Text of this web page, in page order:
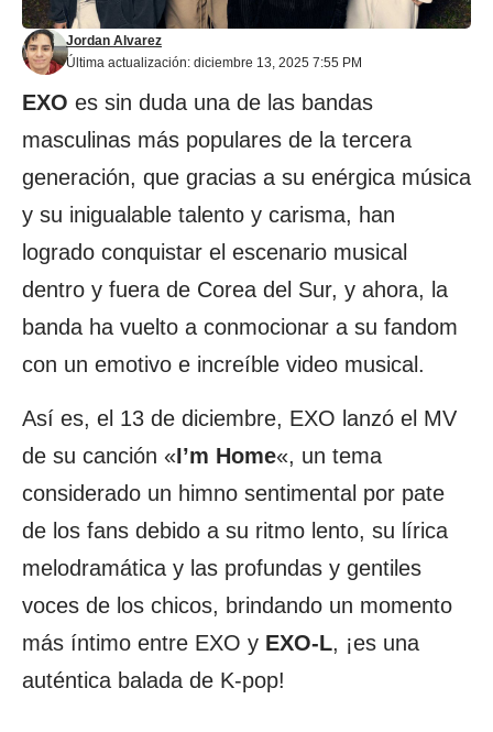
Última actualización: diciembre 13, 2025 7:55 PM
Jordan Alvarez
EXO es sin duda una de las bandas
masculinas más populares de la tercera
generación, que gracias a su enérgica música
y su inigualable talento y carisma, han
logrado conquistar el escenario musical
dentro y fuera de Corea del Sur, y ahora, la
banda ha vuelto a conmocionar a su fandom
con un emotivo e increíble video musical.
Así es, el 13 de diciembre, EXO lanzó el MV
de su canción «I’m Home«, un tema
considerado un himno sentimental por pate
de los fans debido a su ritmo lento, su lírica
melodramática y las profundas y gentiles
voces de los chicos, brindando un momento
más íntimo entre EXO y EXO-L, ¡es una
auténtica balada de K-pop!